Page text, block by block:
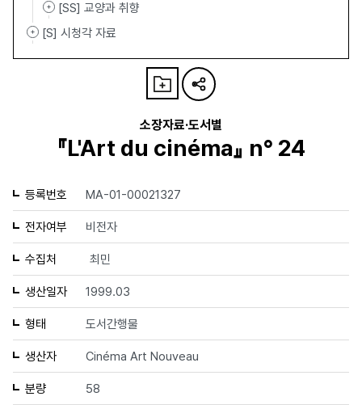
[SS] 교양과 취향
[S] 시청각 자료
소장자료·도서별
『L'Art du cinéma』 n° 24
등록번호 MA-01-00021327
전자여부 비전자
수집처 최민
생산일자 1999.03
형태 도서간행물
생산자 Cinéma Art Nouveau
분량 58